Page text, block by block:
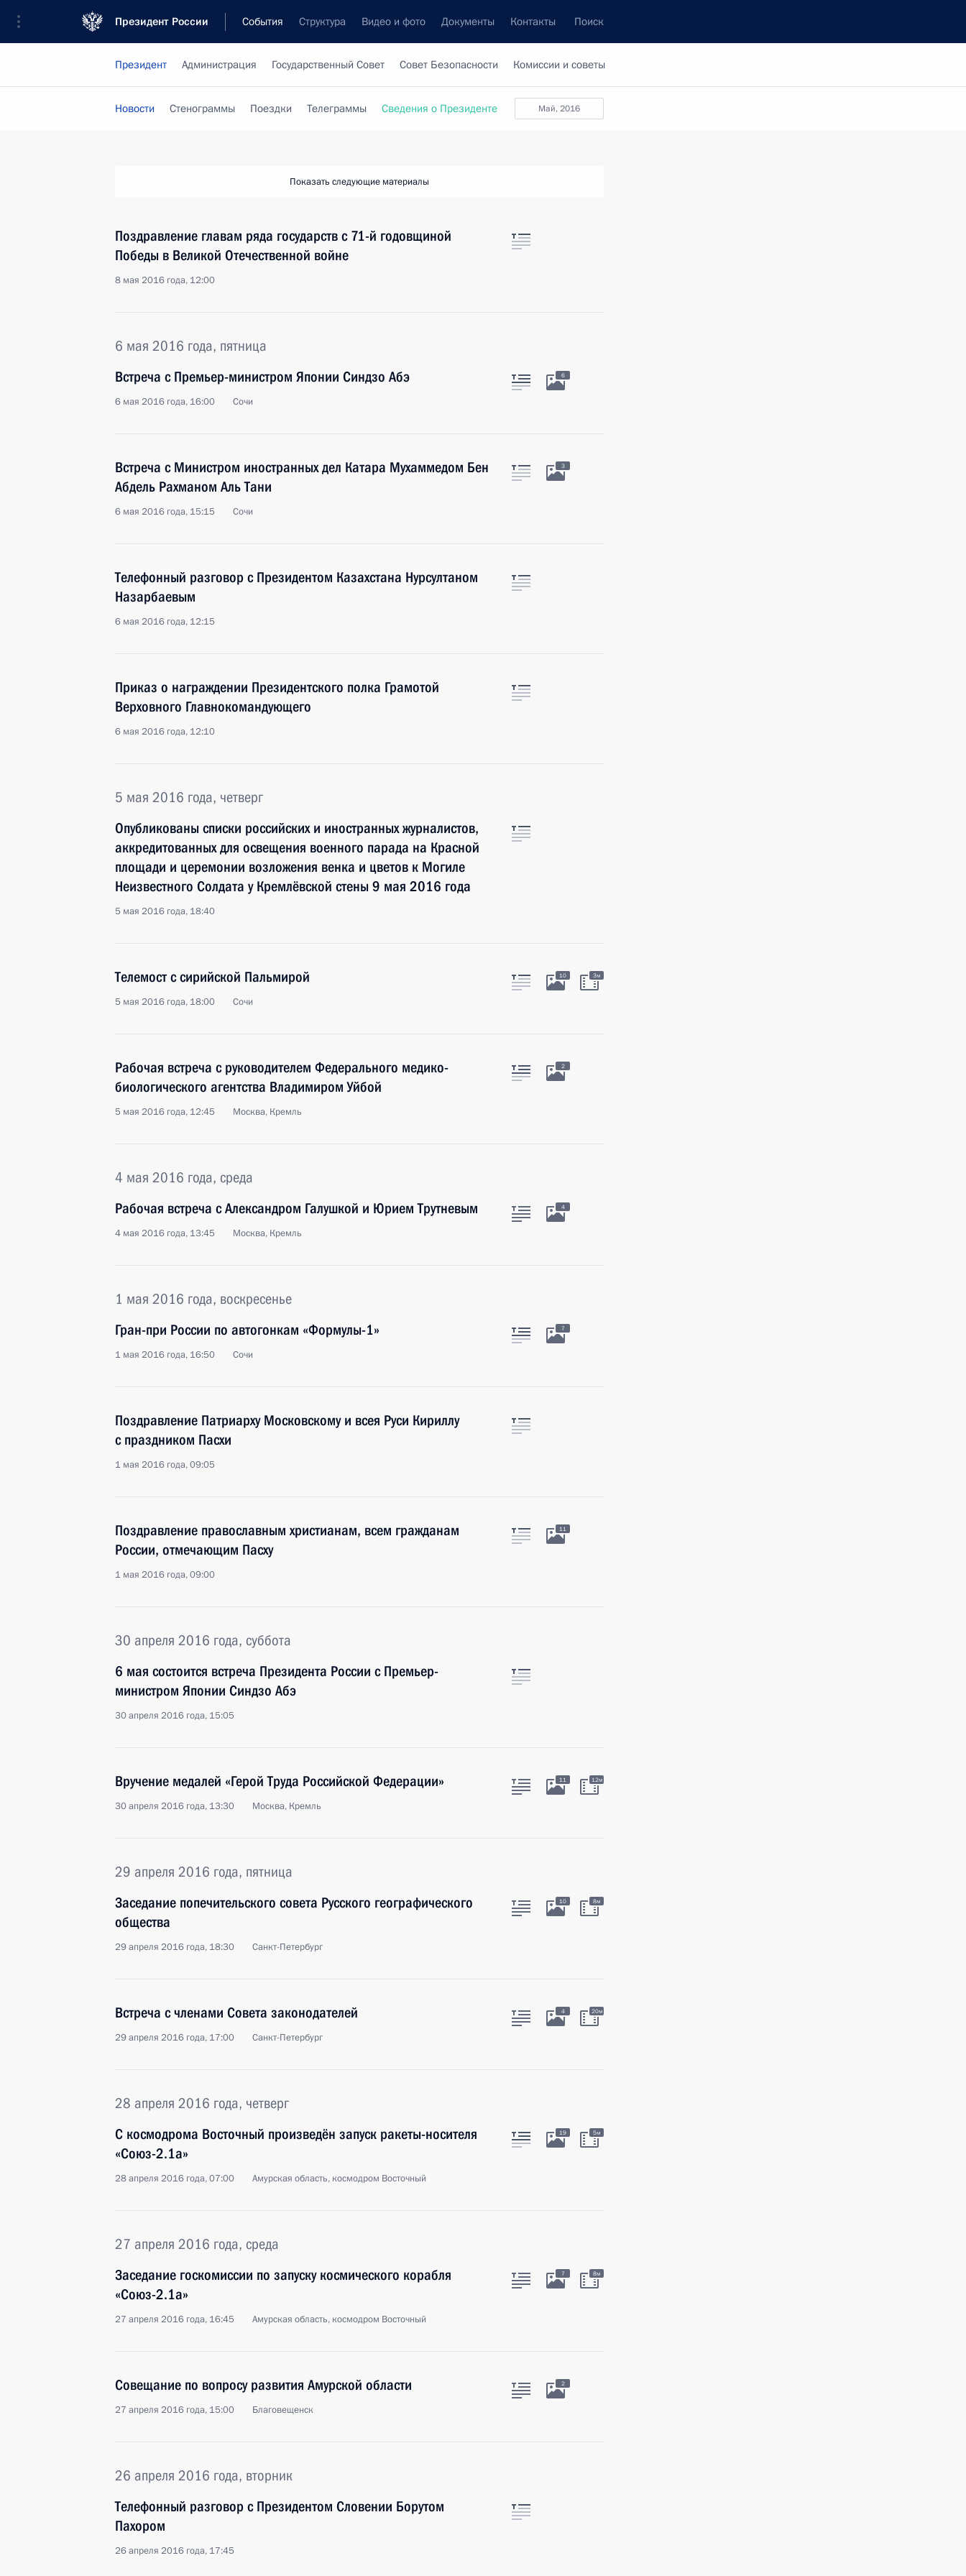
Президент России События Структура Видео и фото Документы Контакты Поиск
Президент Администрация Государственный Совет Совет Безопасности Комиссии и советы
май, 2016
Новости Стенограммы Поездки Телеграммы Сведения о Президенте
Показать следующие материалы
Поздравление главам ряда государств с 71-й годовщиной
Победы в Великой Отечественной войне
8 мая 2016 года, 12:00
6 мая 2016 года, пятница
Встреча с Премьер-министром Японии Синдзо Абэ
6 мая 2016 года, 16:00 Сочи
6
Встреча с Министром иностранных дел Катара Мухаммедом Бен
Абдель Рахманом Аль Тани
6 мая 2016 года, 15:15 Сочи
3
Телефонный разговор с Президентом Казахстана Нурсултаном
Назарбаевым
6 мая 2016 года, 12:15
Приказ о награждении Президентского полка Грамотой
Верховного Главнокомандующего
6 мая 2016 года, 12:10
5 мая 2016 года, четверг
Опубликованы списки российских и иностранных журналистов,
аккредитованных для освещения военного парада на Красной
площади и церемонии возложения венка и цветов к Могиле
Неизвестного Солдата у Кремлёвской стены 9 мая 2016 года
5 мая 2016 года, 18:40
Телемост с сирийской Пальмирой
5 мая 2016 года, 18:00 Сочи
10 3м
Рабочая встреча с руководителем Федерального медико-
биологического агентства Владимиром Уйбой
5 мая 2016 года, 12:45 Москва, Кремль
2
4 мая 2016 года, среда
Рабочая встреча с Александром Галушкой и Юрием Трутневым
4 мая 2016 года, 13:45 Москва, Кремль
4
1 мая 2016 года, воскресенье
Гран-при России по автогонкам «Формулы-1»
1 мая 2016 года, 16:50 Сочи
7
Поздравление Патриарху Московскому и всея Руси Кириллу
с праздником Пасхи
1 мая 2016 года, 09:05
Поздравление православным христианам, всем гражданам
России, отмечающим Пасху
1 мая 2016 года, 09:00
11
30 апреля 2016 года, суббота
6 мая состоится встреча Президента России с Премьер-
министром Японии Синдзо Абэ
30 апреля 2016 года, 15:05
Вручение медалей «Герой Труда Российской Федерации»
30 апреля 2016 года, 13:30 Москва, Кремль
11 12м
29 апреля 2016 года, пятница
Заседание попечительского совета Русского географического
общества
29 апреля 2016 года, 18:30 Санкт-Петербург
10 8м
Встреча с членами Совета законодателей
29 апреля 2016 года, 17:00 Санкт-Петербург
4 20м
28 апреля 2016 года, четверг
С космодрома Восточный произведён запуск ракеты-носителя
«Союз-2.1а»
28 апреля 2016 года, 07:00 Амурская область, космодром Восточный
19 5м
27 апреля 2016 года, среда
Заседание госкомиссии по запуску космического корабля
«Союз-2.1а»
27 апреля 2016 года, 16:45 Амурская область, космодром Восточный
7 8м
Совещание по вопросу развития Амурской области
27 апреля 2016 года, 15:00 Благовещенск
2
26 апреля 2016 года, вторник
Телефонный разговор с Президентом Словении Борутом
Пахором
26 апреля 2016 года, 17:45